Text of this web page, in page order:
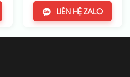
LIÊN HỆ ZALO